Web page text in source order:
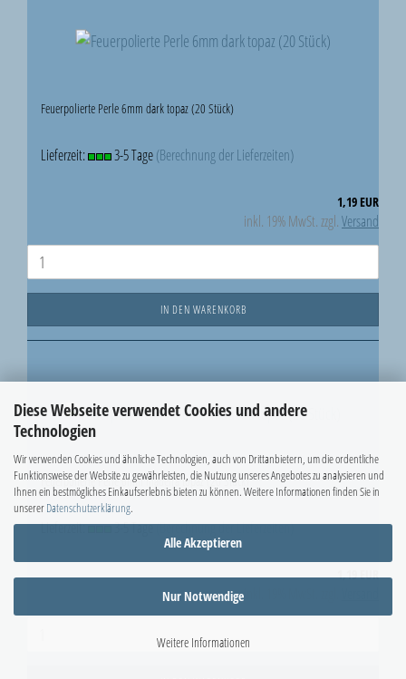
Diese Webseite verwendet Cookies und andere
Technologien
Wir verwenden Cookies und ähnliche Technologien, auch von Drittanbietern, um die ordentliche
Funktionsweise der Website zu gewährleisten, die Nutzung unseres Angebotes zu analysieren und
Ihnen ein bestmögliches Einkaufserlebnis bieten zu können. Weitere Informationen finden Sie in
unsererDatenschutzerklärung.
Alle Akzeptieren
Nur Notwendige
Weitere Informationen
Feuerpolierte Perle 6mm dark topaz (20 Stück)
Lieferzeit: 3-5 Tage(Berechnung der Lieferzeiten)
1,19 EUR
inkl. 19% MwSt. zzgl.Versand
IN DEN WARENKORB
Feuerpolierte Perle 6mm madeira topaz (20 Stück)
Lieferzeit: 3-5 Tage(Berechnung der Lieferzeiten)
1,19 EUR